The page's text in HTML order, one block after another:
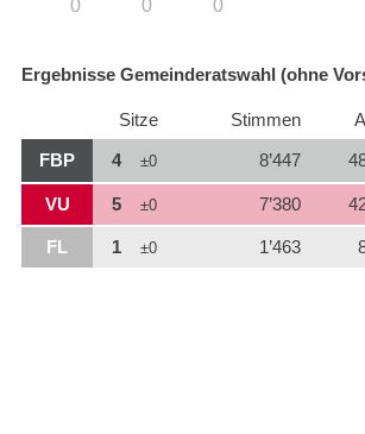
0 0 0
Ergebnisse Gemeinderatswahl (ohne
Sitze Stimmen
FBP
4 ±0 8’447
VU 5 ±0 7’380
FL 1 ±0 1’463